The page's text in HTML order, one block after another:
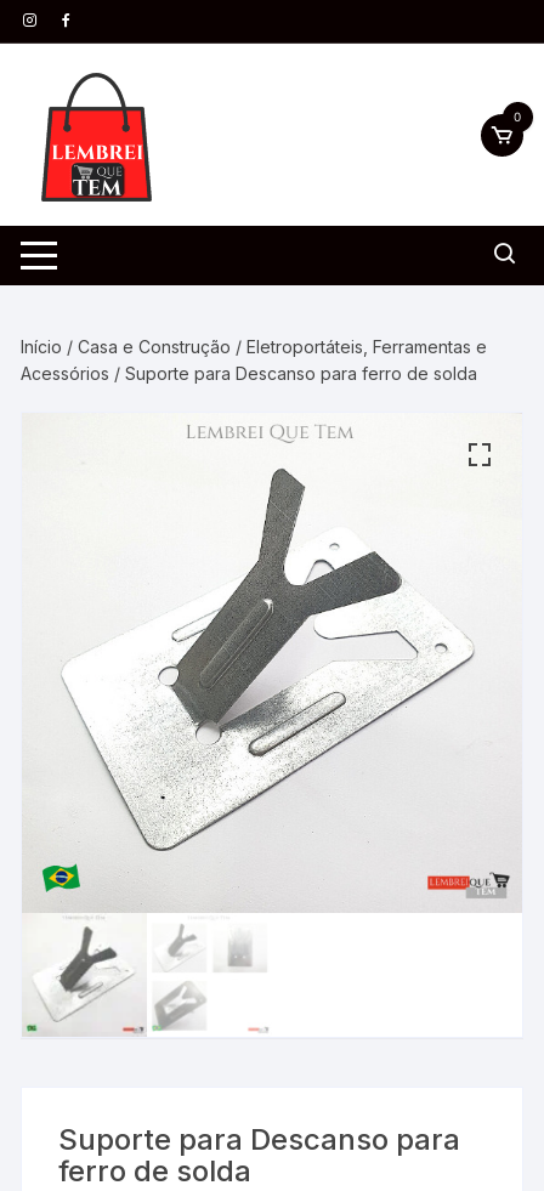
0
Início /Casa e Construção /Eletroportáteis, Ferramentas e
Acessórios / Suporte para Descanso para ferro de solda
Suporte para Descanso para
ferro de solda